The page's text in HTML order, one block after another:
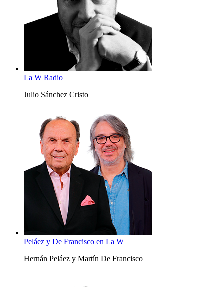
La W Radio
Julio Sánchez Cristo
Peláez y De Francisco en La W
Hernán Peláez y Martín De Francisco